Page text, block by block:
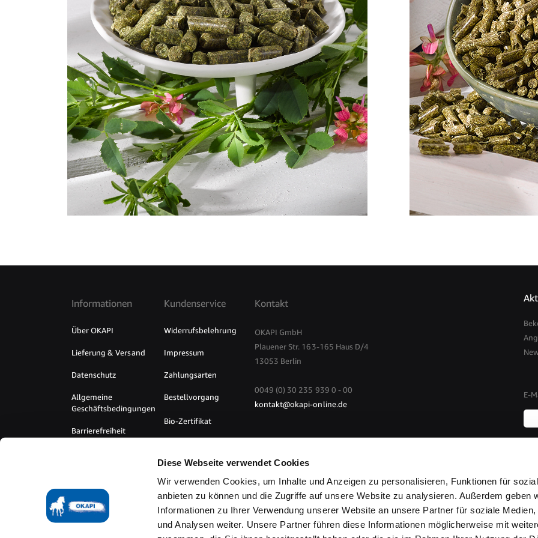
Diese Webseite verwendet Cookies
Wir verwenden Cookies, um Inhalte und Anzeigen zu personalisieren, Funktionen für
anbieten zu können und die Zugriffe auf unsere Website zu analysieren. Außerdem geben
Informationen zu Ihrer Verwendung unserer Website an unsere Partner für soziale Medien,
und Analysen weiter. Unsere Partner führen diese Informationen möglicherweise mit
Informationen
Über OKAPI
Lieferung & Versand
Datenschutz
Allgemeine
Geschäftsbedingungen
Barrierefreiheit
Kundenservice
Widerrufsbelehrung
Impressum
Zahlungsarten
Bestellvorgang
Bio-Zertifikat
widerrufen
Kontakt
OKAPI GmbH
Plauener Str. 163-165 Haus D/4
13053 Berlin
0049 (0) 30 235 939 0 - 00
kontakt@okapi-online.de
E-
AGB Widerruf Datenschutz
Impressum
Technische Umsetzung durch TABRIS UG
© Copyright 2026 by Okapi GmbH. Alle Rechte